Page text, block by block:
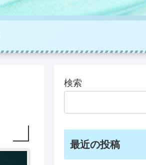
検索
最近の投稿